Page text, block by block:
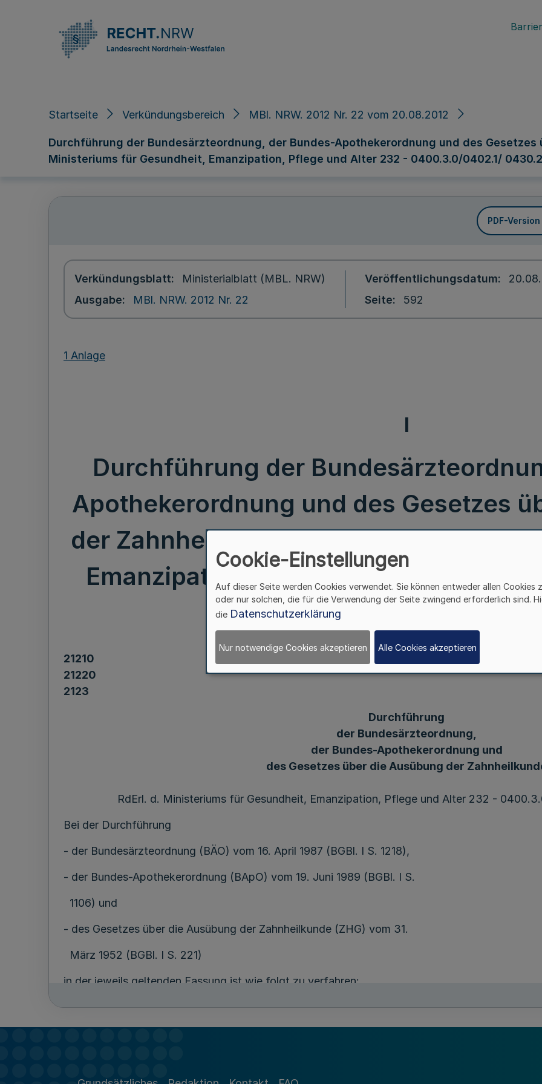
Startseite Verkündungsbereich MBl. NRW. 2012 Nr. 22 vom 20.08.2012
Durchführung der Bundesärzteordnung, der Bundes-Apothekerordnung und des Gesetzes
Ministeriums für Gesundheit, Emanzipation, Pflege und Alter 232 - 0400.3.0/0402.1/ 0430.2
PDF-
Verkündungsblatt
Ministerialblatt (MBL. NRW)
Ausgabe
MBl. NRW. 2012 Nr. 22
Veröffentlichungsdatum
Seite
592
1 Anlage
I
Durchführung der
Apothekerordnung und des Gesetzes
der Zahnheilkunde RdErl. d.
Emanzipation, Pflege und Alter 232 -
0430.2 - v.20.7.2012
21210
21220
2123
Durchführung
der Bundesärzteordnung,
der Bundes-Apothekerordnung und
des Gesetzes über die Ausübung der
RdErl. d. Ministeriums für Gesundheit, Emanzipation, Pflege und Alter 232 -
Bei der Durchführung
- der Bundesärzteordnung (BÄO) vom 16. April 1987 (BGBl. I S. 1218),
- der Bundes-Apothekerordnung (BApO) vom 19. Juni 1989 (BGBl. I S.
1106) und
- des Gesetzes über die Ausübung der Zahnheilkunde (ZHG) vom 31.
März 1952 (BGBl. I S. 221)
in der jeweils geltenden Fassung ist wie folgt zu verfahren:
A
Cookie-Einstellungen
Auf dieser Seite werden Cookies verwendet. Sie können entweder allen Cookies
oder nur solchen, die für die Verwendung der Seite zwingend erforderlich sind.
die Datenschutzerklärung
Nur notwendige Cookies akzeptieren Alle Cookies akzeptieren